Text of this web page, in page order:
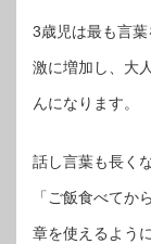
3歳児は最も言
激に増加し、大
んになります。
話し言葉も長く
「ご飯食べてか
章を使えるよう